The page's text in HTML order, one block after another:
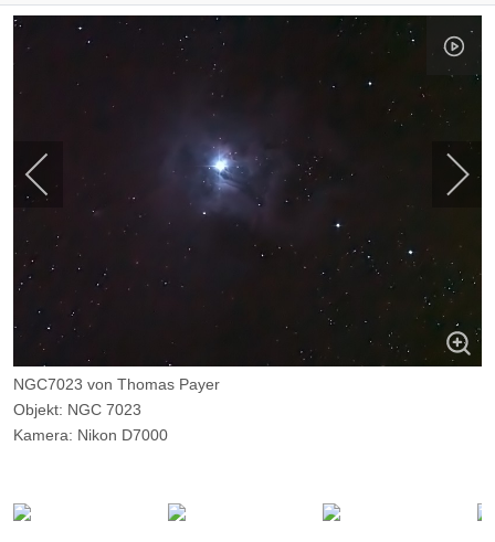
NGC7023 von Thomas Payer
Objekt: NGC 7023
Kamera: Nikon D7000
Filter: CLS